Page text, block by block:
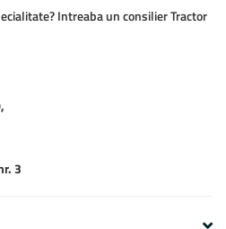
Intreaba un consilier Tractor
3